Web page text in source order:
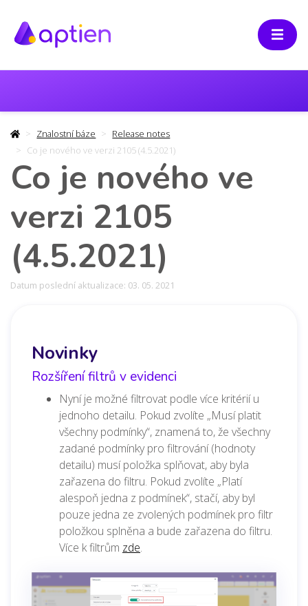
Znalostní báze
Release notes
Co je nového ve verzi 2105 (4.5.2021)
Co je nového ve
verzi 2105
(4.5.2021)
Datum poslední aktualizace: 03. 05. 2021
Novinky
Rozšíření filtrů v evidenci
Nyní je možné filtrovat podle více kritérií u
jednoho detailu. Pokud zvolíte „Musí platit
všechny podmínky“, znamená to, že všechny
zadané podmínky pro filtrování (hodnoty
detailu) musí položka splňovat, aby byla
zařazena do filtru. Pokud zvolíte „Platí
alespoň jedna z podmínek“, stačí, aby byl
pouze jedna ze zvolených podmínek pro filtr
položkou splněna a bude zařazena do filtru.
Více k filtrům zde.